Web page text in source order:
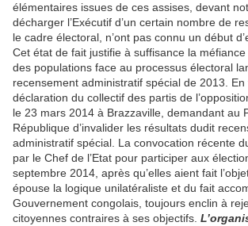
élémentaires issues de ces assises, devant
décharger l’Exécutif d’un certain nombre de
le cadre électoral, n’ont pas connu un début
Cet état de fait justifie à suffisance la méfiance
des populations face au processus électoral
recensement administratif spécial de 2013. En
déclaration du collectif des partis de
le 23 mars 2014 à Brazzaville, demandant au
République d’invalider les résultats dudit
administratif spécial. La convocation récente
par le Chef de l’Etat pour participer aux
septembre 2014, après qu’elles aient fait
épouse la logique unilatéraliste et du fait
Gouvernement congolais, toujours enclin à
citoyennes contraires à ses objectifs.